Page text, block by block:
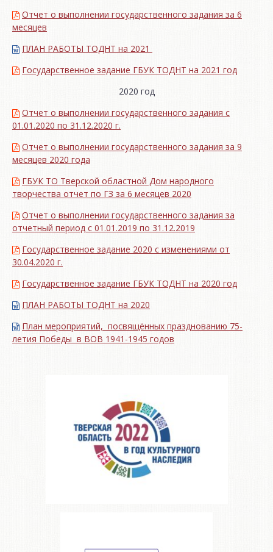
Отчет о выполнении государственного задания за 6
месяцев
ПЛАН РАБОТЫ ТОДНТ на 2021
Государственное задание ГБУК ТОДНТ на 2021 год
2020 год
Отчет о выполнении государственного задания с
01.01.2020 по 31.12.2020 г.
Отчет о выполнении государственного задания за 9
месяцев 2020 года
ГБУК ТО Тверской областной Дом народного
творчества отчет по ГЗ за 6 месяцев 2020
Отчет о выполнении государственного задания за
отчетный период с 01.01.2019 по 31.12.2019
Государственное задание 2020 с изменениями от
30.04.2020 г.
Государственное задание ГБУК ТОДНТ на 2020 год
ПЛАН РАБОТЫ ТОДНТ на 2020
План мероприятий, посвящённых празднованию 75-
летия Победы в ВОВ 1941-1945 годов